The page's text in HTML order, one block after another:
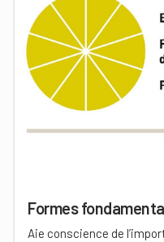
Formes
Aie conscience de